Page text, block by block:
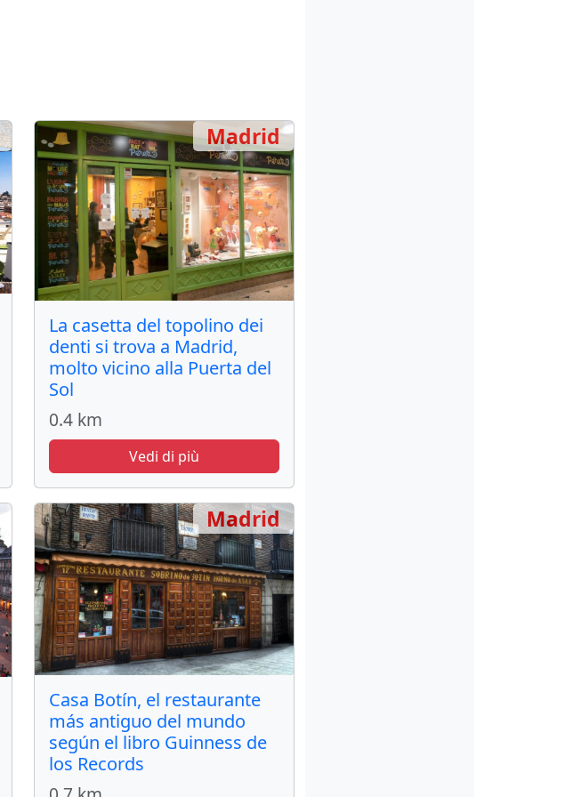
La casetta del topolino dei
denti si trova a Madrid,
molto vicino alla Puerta del
Sol
0.4 km
Vedi di più
Madrid
Casa Botín, el restaurante
más antiguo del mundo
según el libro Guinness de
los Records
Madrid